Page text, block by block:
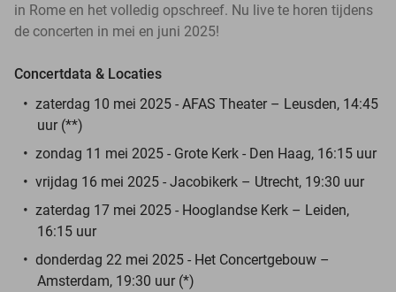
in Rome en het volledig opschreef. Nu live te horen tijdens
de concerten in mei en juni 2025!
Concertdata & Locaties
zaterdag 10 mei 2025 - AFAS Theater – Leusden, 14:45
uur (**)
zondag 11 mei 2025 - Grote Kerk - Den Haag, 16:15 uur
vrijdag 16 mei 2025 - Jacobikerk – Utrecht, 19:30 uur
zaterdag 17 mei 2025 - Hooglandse Kerk – Leiden,
16:15 uur
donderdag 22 mei 2025 - Het Concertgebouw –
Amsterdam, 19:30 uur (*)